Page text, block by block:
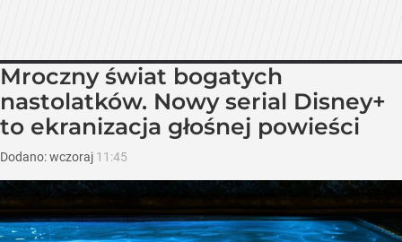
Mroczny świat bogatych
nastolatków. Nowy serial Disney+
to ekranizacja głośnej powieści
Dodano:wczoraj 11:45